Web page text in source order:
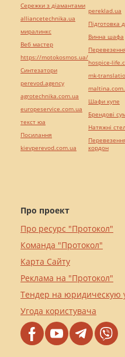
Про проект
Про ресурс "Протокол"
Команда "Протокол"
Карта Сайту
Реклама на "Протокол"
Тендер на юридическую
Угода користувача
Сережки з діамантами
alliancetechnika.ua
миралинкс
Веб мастер
https://motokosmos.ua/
Синтезатори
perevod.agency
agrotechnika.com.ua
europeservice.com.ua
текст юа
Посилання
kievperevod.com.ua
pereklad.ua
Винна шафа
hospice-
mk-
Шафи купе
Брендові
Натяжні
кордон